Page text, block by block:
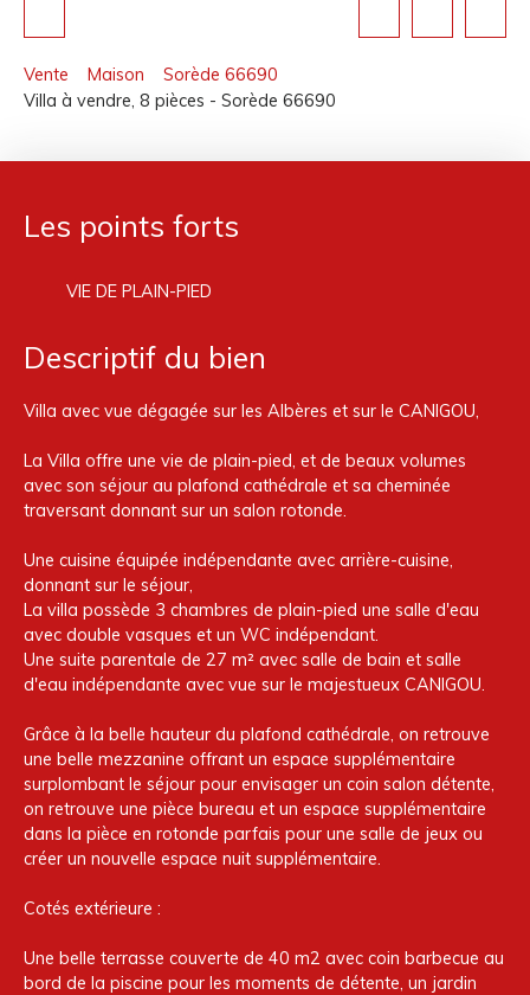
Vente Maison
Sorède 66690
Villa à vendre, 8 pièces - Sorède 66690
Les points forts
VIE DE PLAIN-PIED
Descriptif du bien
Villa avec vue dégagée sur les Albères et sur le CANIGOU,
La Villa offre une vie de plain-pied, et de beaux volumes
avec son séjour au plafond cathédrale et sa cheminée
traversant donnant sur un salon rotonde.
Une cuisine équipée indépendante avec arrière-cuisine,
donnant sur le séjour,
La villa possède 3 chambres de plain-pied une salle d'eau
avec double vasques et un WC indépendant.
Une suite parentale de 27 m² avec salle de bain et salle
d'eau indépendante avec vue sur le majestueux CANIGOU.
Grâce à la belle hauteur du plafond cathédrale, on retrouve
une belle mezzanine offrant un espace supplémentaire
surplombant le séjour pour envisager un coin salon détente,
on retrouve une pièce bureau et un espace supplémentaire
dans la pièce en rotonde parfais pour une salle de jeux ou
créer un nouvelle espace nuit supplémentaire.
Cotés extérieure :
Une belle terrasse couverte de 40 m2 avec coin barbecue au
bord de la piscine pour les moments de détente, un jardin